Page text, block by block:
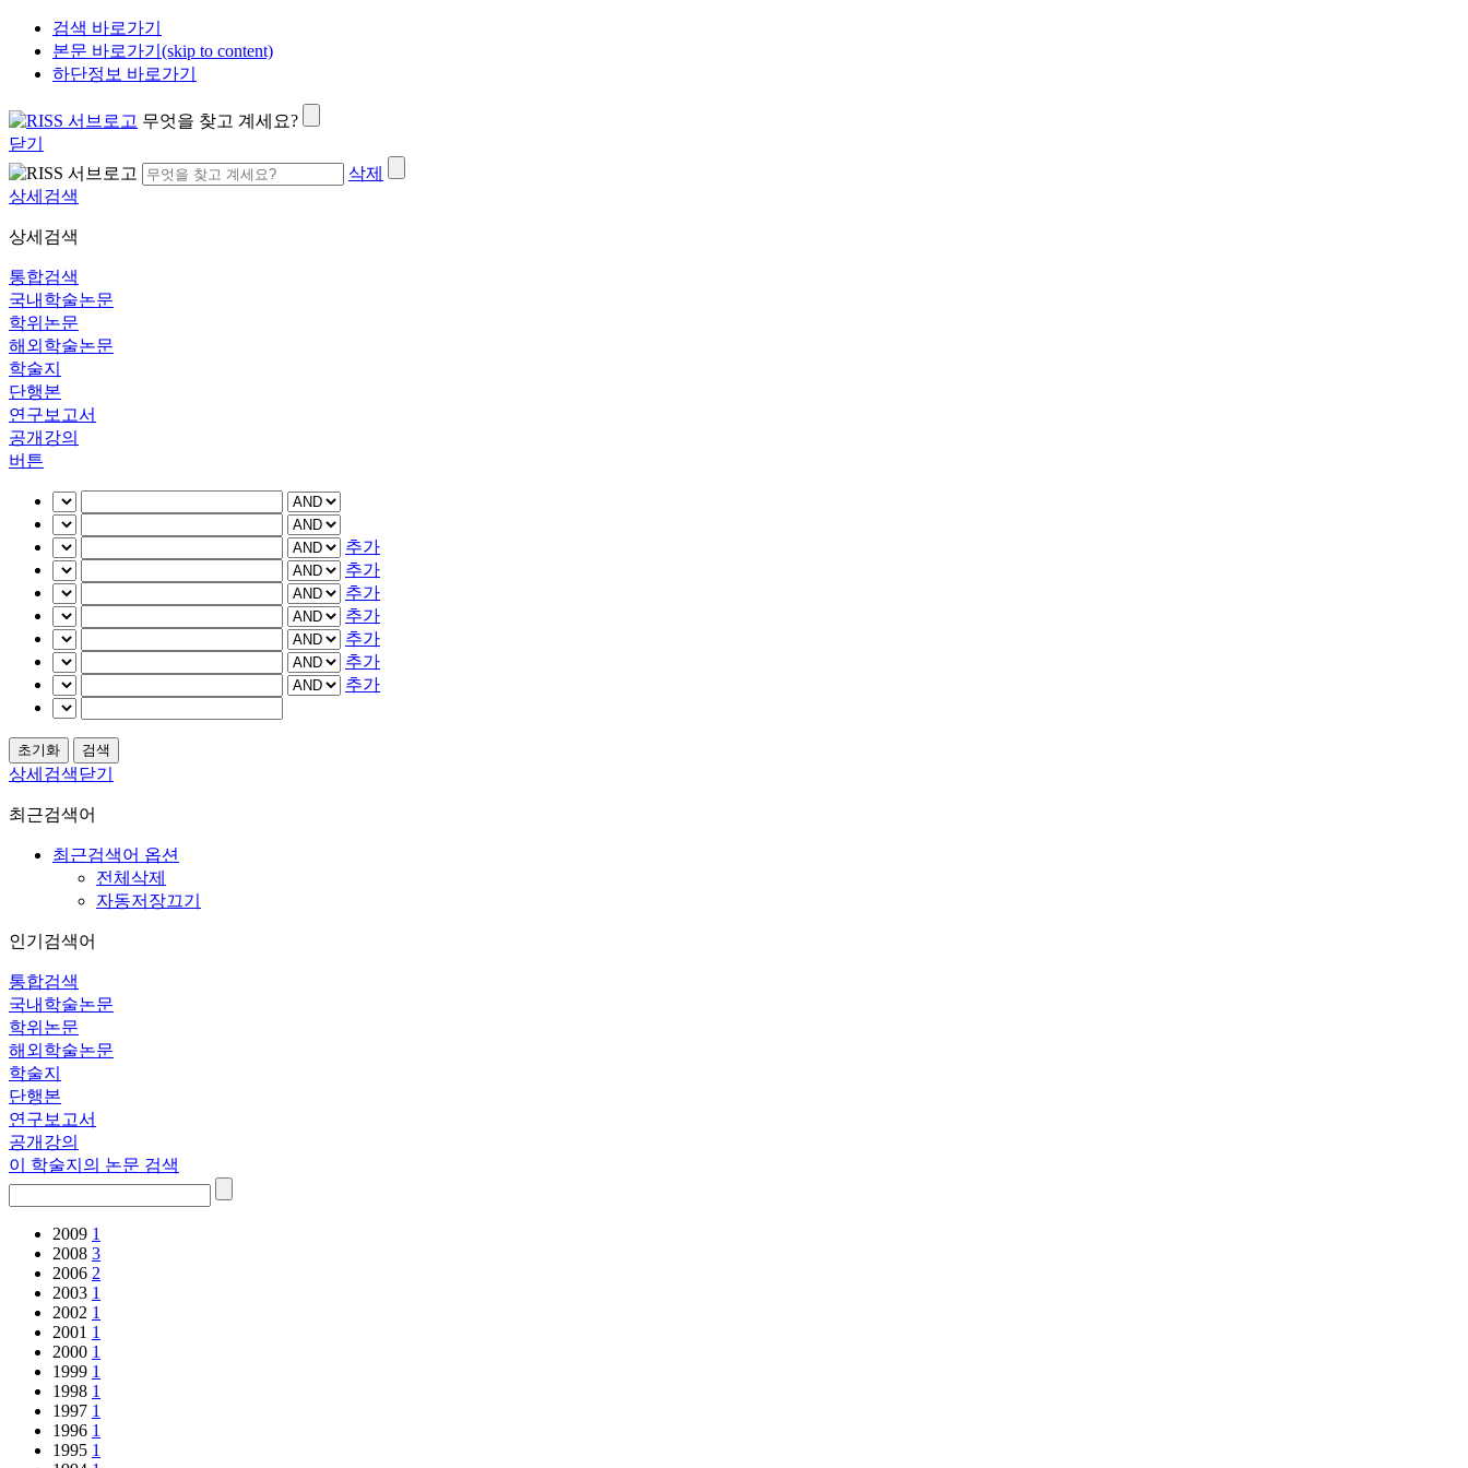
검색 바로가기
본문 바로가기(skip to content)
하단정보 바로가기
무엇을 찾고 계세요?
닫기
삭제
상세검색
상세검색
통합검색
국내학술논문
학위논문
해외학술논문
학술지
단행본
연구보고서
공개강의
버튼
추가
추가
추가
추가
추가
추가
추가
상세검색닫기
최근검색어
최근검색어 옵션
전체삭제
자동저장끄기
인기검색어
통합검색
국내학술논문
학위논문
해외학술논문
학술지
단행본
연구보고서
공개강의
이 학술지의 논문 검색
2009 1
2008 3
2006 2
2003 1
2002 1
2001 1
2000 1
1999 1
1998 1
1997 1
1996 1
1995 1